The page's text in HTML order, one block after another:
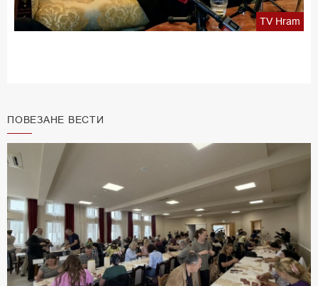
TV Hram
ПОВЕЗАНЕ ВЕСТИ